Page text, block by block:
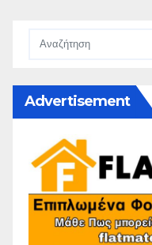
Advertisement